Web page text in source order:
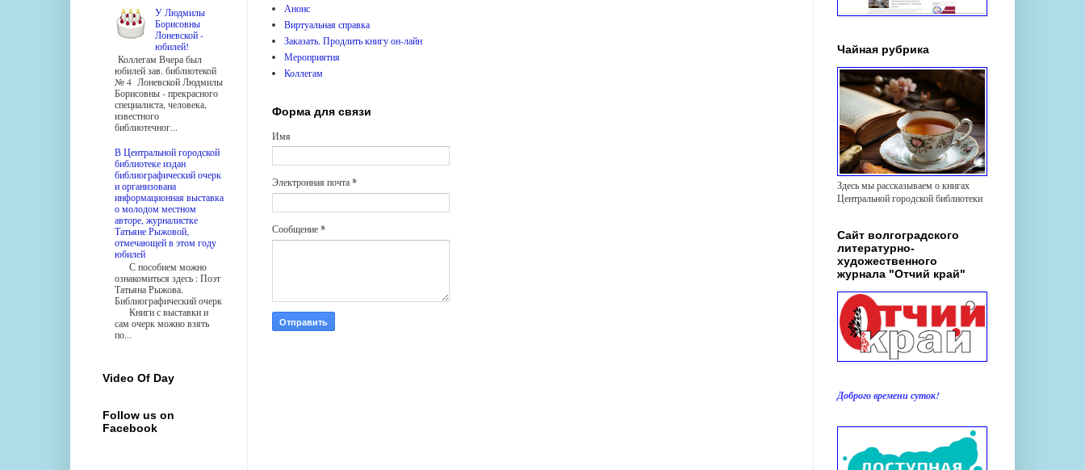
Анонс
Виртуальная справка
Заказать. Продлить книгу он-лайн
Мероприятия
Коллегам
Форма для связи
Имя
Электронная почта*
Сообщение*
У Людмилы
Борисовны
Лоневской -
юбилей!
Коллегам Вчера был
юбилей зав. библиотекой
№ 4 Лоневской Людмилы
Борисовны - прекрасного
специалиста, человека,
известного
библиотечног...
В Центральной городской
библиотеке издан
библиографический очерк
и организована
информационная выставка
о молодом местном
авторе, журналистке
Татьяне Рыжовой,
отмечающей в этом году
юбилей
С пособием можно
ознакомиться здесь : Поэт
Татьяна Рыжова.
Библиографический очерк
Книги с выставки и
сам очерк можно взять
по...
Video Of Day
Follow us on
Facebook
Чайная рубрика
Здесь мы рассказываем о книгах
Центральной городской библиотеки
Сайт волгоградского
литературно-
художественного
журнала "Отчий край"
Доброго времени суток!